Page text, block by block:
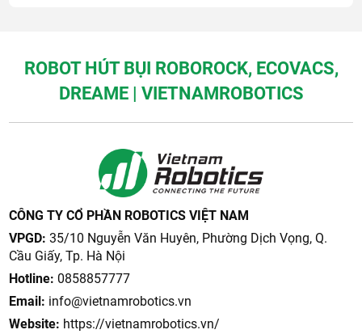
ROBOT HÚT BỤI ROBOROCK, ECOVACS,
DREAME | VIETNAMROBOTICS
CÔNG TY CỔ PHẦN ROBOTICS VIỆT NAM
VPGD: 35/10 Nguyễn Văn Huyên, Phường Dịch Vọng, Q.
Cầu Giấy, Tp. Hà Nội
Hotline: 0858857777
Email: info@vietnamrobotics.vn
Website: https://vietnamrobotics.vn/